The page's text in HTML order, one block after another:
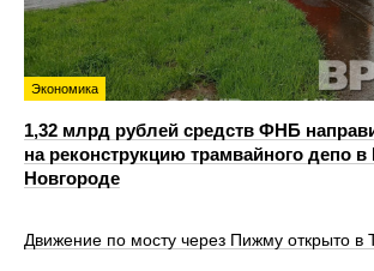
Экономика
1,32 млрд рублей средств ФНБ
на реконструкцию трамвайного депо
Новгороде
Движение по мосту через Пижму открыто в